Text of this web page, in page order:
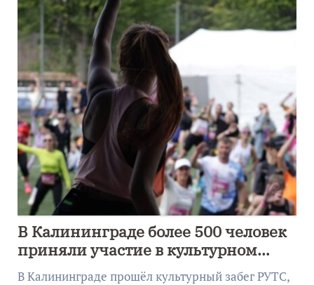
В Калининграде более 500 человек
приняли участие в культурном
забеге
В Калининграде прошёл культурный забег РУТС,